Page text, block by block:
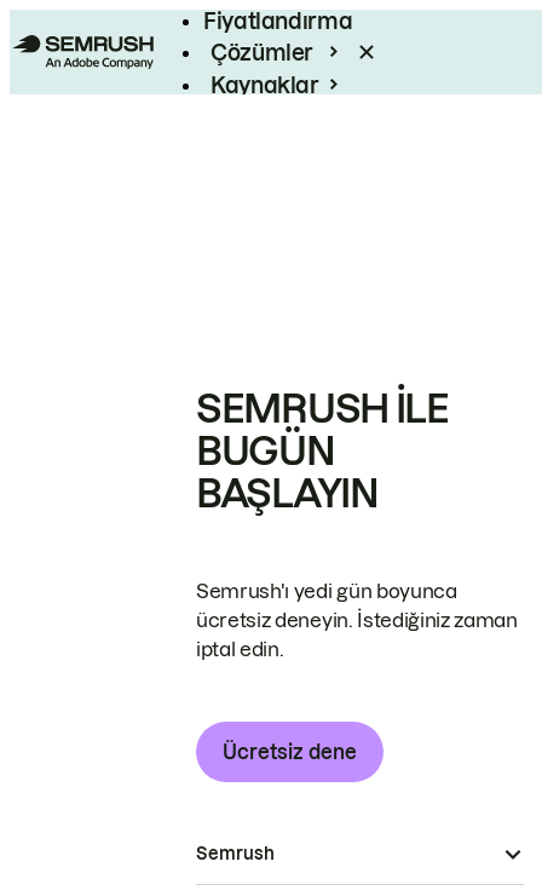
Fiyatlandırma
Çözümler
Kaynaklar
SEMRUSH ILE
BUGÜN
BAŞLAYIN
Semrush'ı yedi gün boyunca
ücretsiz deneyin. İstediğiniz zaman
iptal edin.
Ücretsiz dene
Semrush